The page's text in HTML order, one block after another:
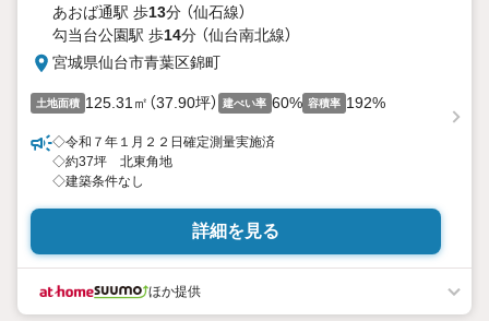
あおば通駅 歩13分 （仙石線）
勾当台公園駅 歩14分 （仙台南北線）
宮城県仙台市青葉区錦町
土地面積 125.31㎡（37.90坪） 建ぺい率 60% 容積率 192%
◇令和７年１月２２日確定測量実施済
◇約37坪 北東角地
◇建築条件なし
詳細を見る
ほか提供